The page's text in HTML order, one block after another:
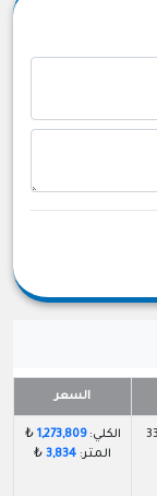
السعر
331
الكلي:1,273,809
₺
المتر: 3,834
₺